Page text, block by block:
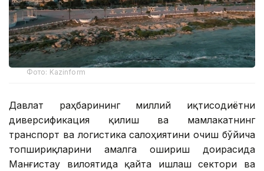
Фото: Kazinform
Давлат раҳбарининг миллий иқтисодиётни
диверсификация қилиш ва мамлакатнинг
транспорт ва логистика салоҳиятини очиш бўйича
топшириқларини амалга ошириш доирасида
Манғистау вилоятида қайта ишлаш сектори ва